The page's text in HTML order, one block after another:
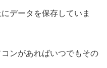
データを保存していま
ンがあればいつでもその